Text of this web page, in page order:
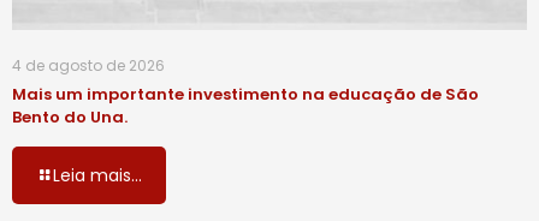
4 de agosto de 2026
Mais um importante investimento na educação de São
Bento do Una.
Leia mais...